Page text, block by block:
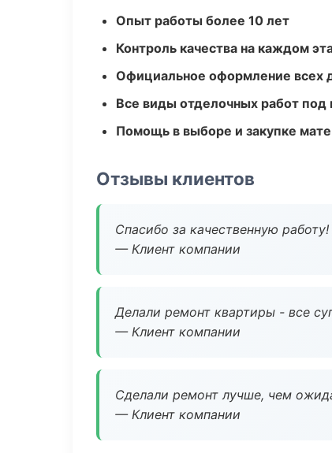
Опыт работы более 10 лет
Контроль качества на каждом
Официальное оформление всех
Все виды отделочных работ под
Помощь в выборе и закупке
Отзывы клиентов
Спасибо за качественную
— Клиент компании
Делали ремонт квартиры - все
— Клиент компании
Сделали ремонт лучше, чем
— Клиент компании